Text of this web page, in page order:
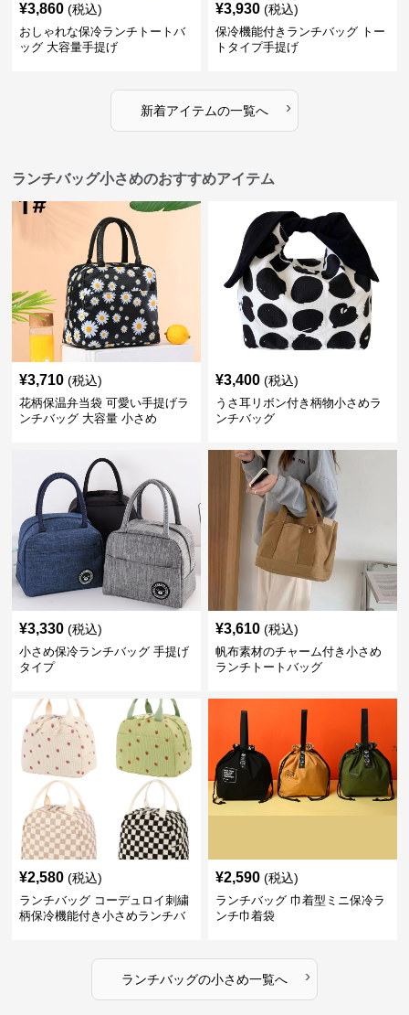
¥3,860 (税込)
おしゃれな保冷ランチトートバ
ッグ 大容量手提げ
¥3,930 (税込)
保冷機能付きランチバッグ トー
トタイプ手提げ
新着アイテムの一覧へ ›
ランチバッグ小さめのおすすめアイテム
¥3,710 (税込)
花柄保温弁当袋 可愛い手提げラ
ンチバッグ 大容量 小さめ
¥3,400 (税込)
うさ耳リボン付き柄物小さめラ
ンチバッグ
¥3,330 (税込)
小さめ保冷ランチバッグ 手提げ
タイプ
¥3,610 (税込)
帆布素材のチャーム付き小さめ
ランチトートバッグ
¥2,580 (税込)
ランチバッグ コーデュロイ刺繍
柄保冷機能付き小さめランチバ
¥2,590 (税込)
ランチバッグ 巾着型ミニ保冷ラ
ンチ巾着袋
ランチバッグの小さめ一覧へ ›